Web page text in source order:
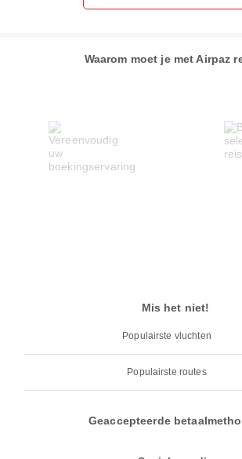
Waarom moet je met Airpaz
Mis het niet!
Populairste vluchten
Populairste routes
Geaccepteerde